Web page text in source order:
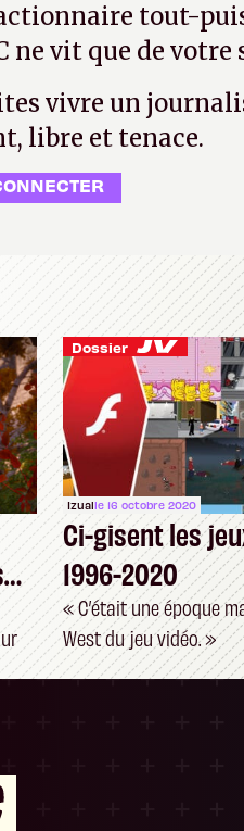
tout-
ne vit que de votre
vivre un
libre et tenace.
Dossier
Izualle 16 octobre 2020
Ci-gisent les
1996-2020
« C’était une époque
West du jeu vidéo. »